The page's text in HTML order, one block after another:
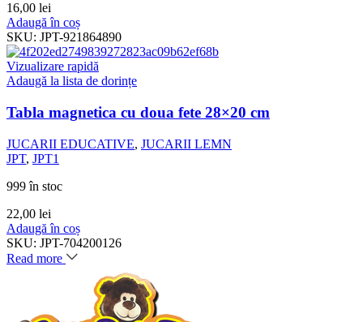
16,00 lei
Adaugă în coș
SKU: JPT-921864890
Vizualizare rapidă
Adaugă la lista de dorințe
Tabla magnetica cu doua fete 28×20 cm
JUCARII EDUCATIVE, JUCARII LEMN
JPT, JPT1
999 în stoc
22,00 lei
Adaugă în coș
SKU: JPT-704200126
Read more